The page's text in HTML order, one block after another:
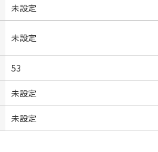
未設定
未設定
53
未設定
未設定